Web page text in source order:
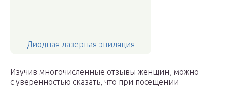
Диодная лазерная эпиляция
Изучив многочисленные отзывы женщин, можно
с уверенностью сказать, что при посещении